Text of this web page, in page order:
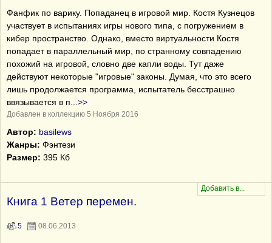
Фанфик по варику. Попаданец в игровой мир. Костя Кузнецов
участвует в испытаниях игры нового типа, с погружением в
кибер пространство. Однако, вместо виртуальности Костя
попадает в параллельный мир, по странному совпадению
похожий на игровой, словно две капли воды. Тут даже
действуют некоторые "игровые" законы. Думая, что это всего
лишь продолжается программа, испытатель бесстрашно
ввязывается в п
>>
Добавлен в коллекцию 5 Ноября 2016
Автор: basilews
Жанры: Фэнтези
Размер: 395 Кб
Книга 1 Ветер перемен.
5 08.06.2013